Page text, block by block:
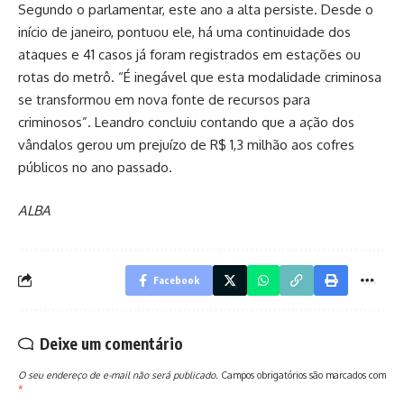
Segundo o parlamentar, este ano a alta persiste. Desde o
início de janeiro, pontuou ele, há uma continuidade dos
ataques e 41 casos já foram registrados em estações ou
rotas do metrô. “É inegável que esta modalidade criminosa
se transformou em nova fonte de recursos para
criminosos”. Leandro concluiu contando que a ação dos
vândalos gerou um prejuízo de R$ 1,3 milhão aos cofres
públicos no ano passado.
ALBA
Facebook
Deixe um comentário
O seu endereço de e-mail não será publicado. Campos obrigatórios são marcados com
*